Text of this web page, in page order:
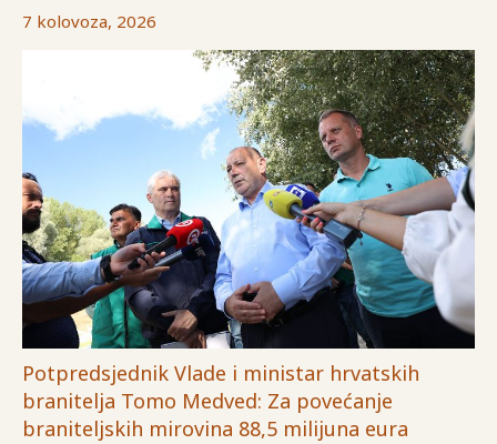
7 kolovoza, 2026
Potpredsjednik Vlade i ministar hrvatskih
branitelja Tomo Medved: Za povećanje
braniteljskih mirovina 88,5 milijuna eura